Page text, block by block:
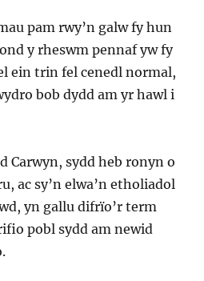
pam rwy’n galw fy hun
y rheswm pennaf yw fy
ein trin fel cenedl normal,
bob dydd am yr hawl i
Carwyn, sydd heb ronyn o
ac sy’n elwa’n etholiadol
yn gallu difrïo’r term
pobl sydd am newid